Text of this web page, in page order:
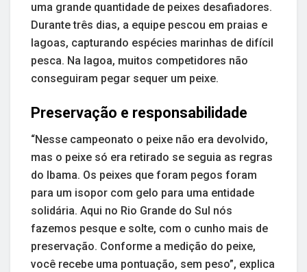
uma grande quantidade de peixes desafiadores.
Durante três dias, a equipe pescou em praias e
lagoas, capturando espécies marinhas de difícil
pesca. Na lagoa, muitos competidores não
conseguiram pegar sequer um peixe.
Preservação e responsabilidade
“Nesse campeonato o peixe não era devolvido,
mas o peixe só era retirado se seguia as regras
do Ibama. Os peixes que foram pegos foram
para um isopor com gelo para uma entidade
solidária. Aqui no Rio Grande do Sul nós
fazemos pesque e solte, com o cunho mais de
preservação. Conforme a medição do peixe,
você recebe uma pontuação, sem peso”, explica